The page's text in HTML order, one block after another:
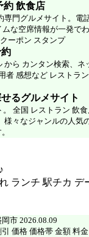
約 飲食店
専門グルメサイト。電
な空席情報が一発で
ーポン スタンプ
から カンタン検索、ネ
者 感想など レストラ
るグルメサイト
全国 レストラン 飲
様々なジャンルの人気
ランチ 駅チカ デ
市 2026.08.09
価格 価格帯 金額 料